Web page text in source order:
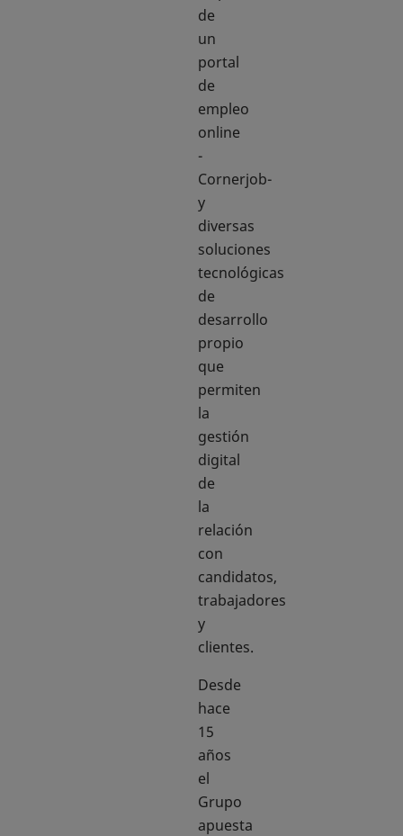
de
un
portal
de
empleo
online
-
Cornerjob-
y
diversas
soluciones
tecnológicas
de
desarrollo
propio
que
permiten
la
gestión
digital
de
la
relación
con
candidatos,
trabajadores
y
clientes.
Desde
hace
15
años
el
Grupo
apuesta